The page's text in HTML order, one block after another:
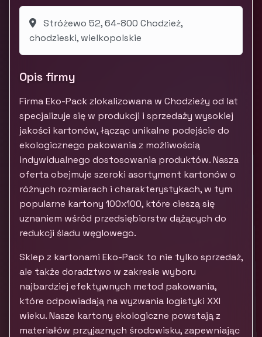
Stróżewo 52, 64-800 Chodzież,
chodzieski, wielkopolskie
Opis firmy
Firma Eko-Pack zlokalizowana w Chodzieży od lat
specjalizuje się w produkcji i sprzedaży wysokiej
jakości kartonów, łącząc unikalne podejście do
ekologicznego pakowania z możliwością
indywidualnego dostosowania produktów. Nasza
oferta obejmuje szeroki asortyment kartonów o
różnych rozmiarach i charakterystykach, w tym
popularne kartony 100x100, które cieszą się
uznaniem wśród przedsiębiorstw dążących do
redukcji śladu węglowego.
Sklep z kartonami Eko-Pack to nie tylko sprzedaż,
ale także doradztwo w zakresie wyboru
najbardziej efektywnych metod pakowania,
które odpowiadają na wyzwania logistyki XXI
wieku. Nasze kartony ekologiczne powstają z
materiałów przyjaznych środowisku, zapewniając